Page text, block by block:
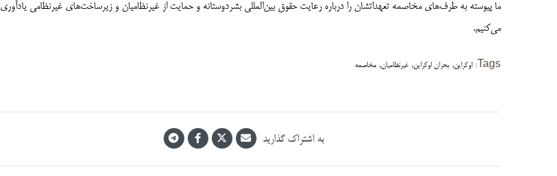
ما پیوسته به طرف‌­های مخاصمه تعهدات­شان را درباره رعایت حقوق بین­‌المللی بشردوستانه و حمایت از غیرنظامیان و زیرساخت­‌های غیرنظامی یادآوری
می‌­کنیم.
Tags: اوکراین, بحران اوکراین, غیرنظامیان, مخاصمه
به اشتراک گذارید